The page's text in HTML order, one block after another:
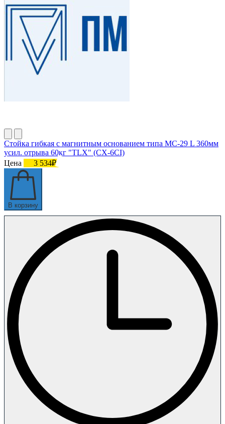
Стойка гибкая с магнитным основанием типа МС-29 L 360мм
усил. отрыва 60кг "TLX" (CX-6CI)
Цена
3 534₽
В корзину